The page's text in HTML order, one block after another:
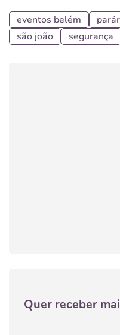
eventos belém
são joão
segurança
Quer receber